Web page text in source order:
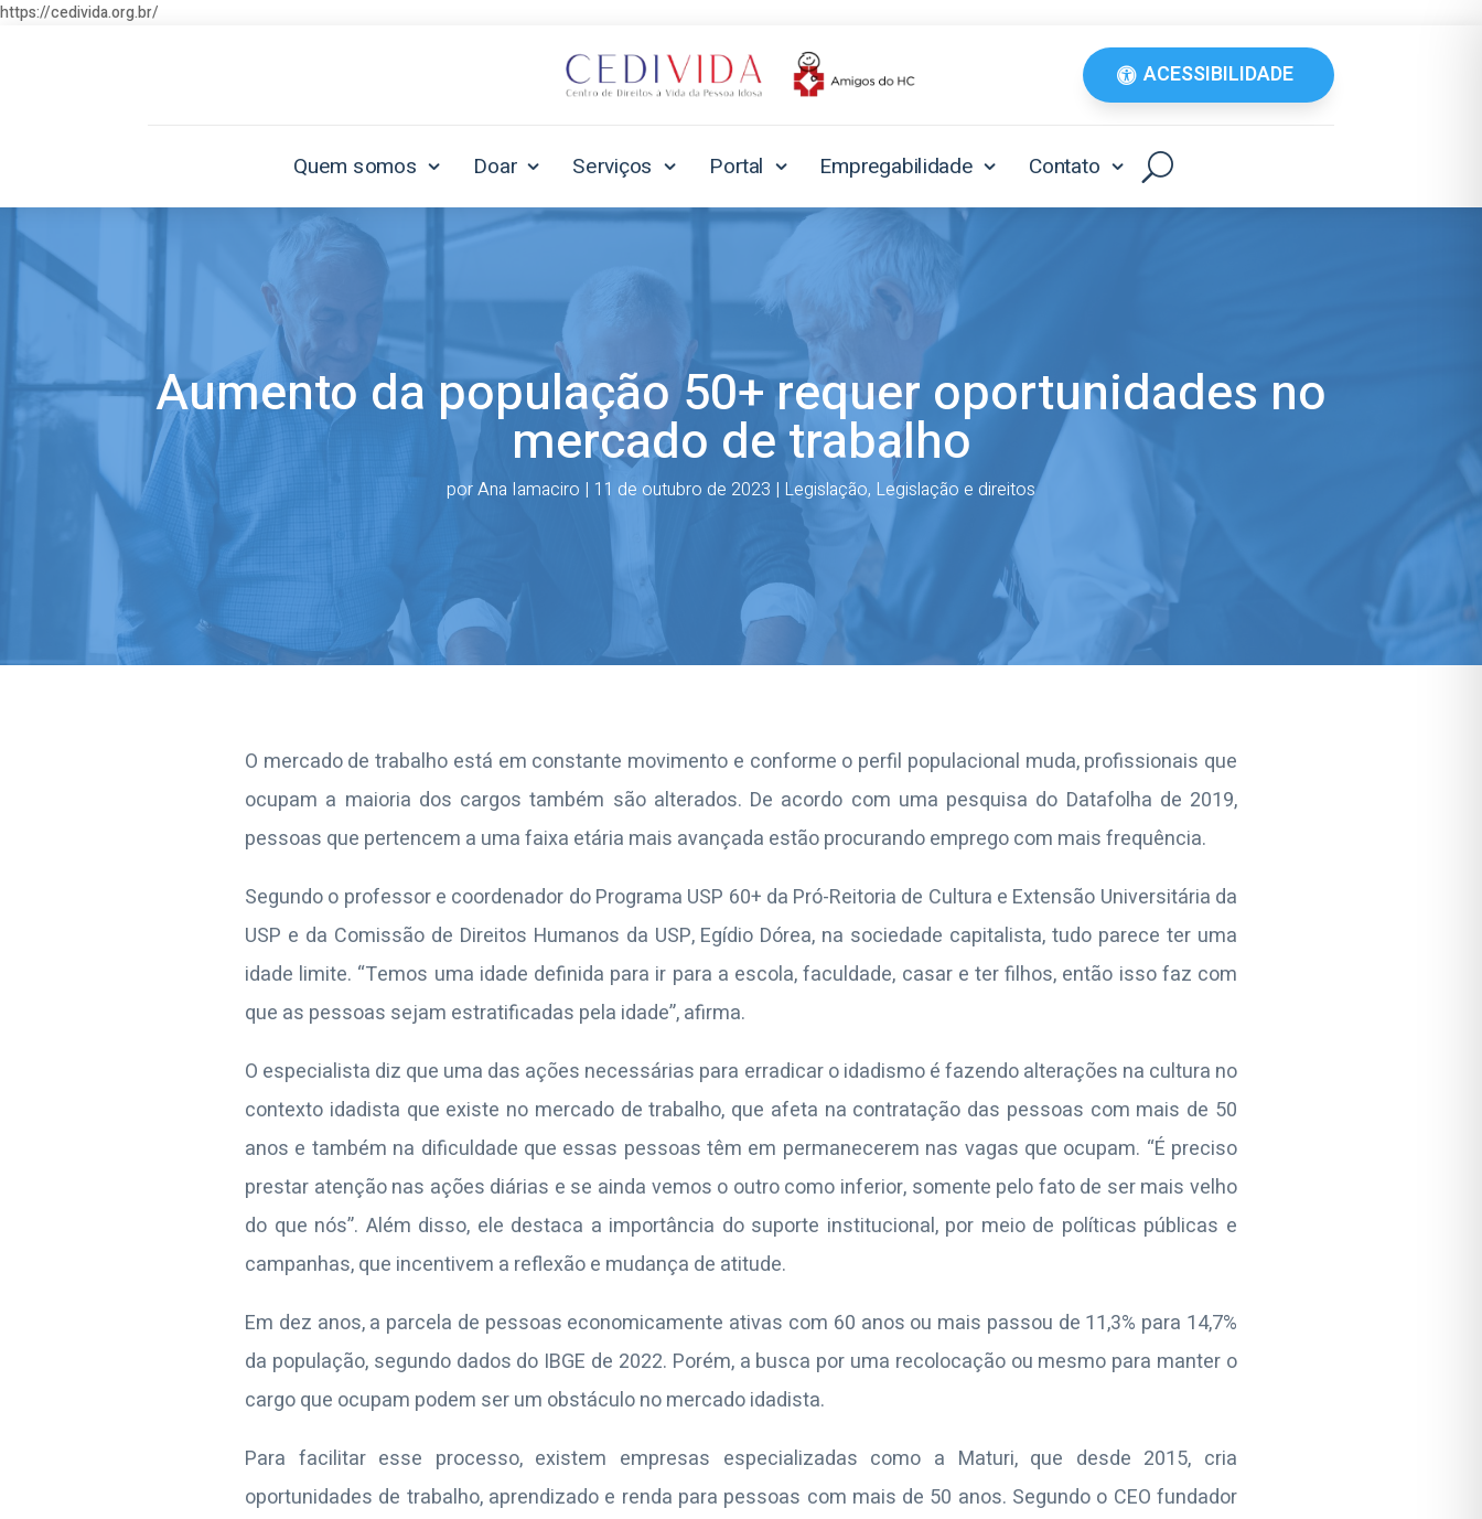
https://cedivida.org.br/
ACESSIBILIDADE
Quem somos Doar Serviços Portal Empregabilidade Contato
Aumento da população 50+ requer oportunidades no
mercado de trabalho
porAna Iamaciro | 11 de outubro de 2023 | Legislação, Legislação e direitos
O mercado de trabalho está em constante movimento e conforme o perfil populacional muda, profissionais que
ocupam a maioria dos cargos também são alterados. De acordo com uma pesquisa do Datafolha de 2019,
pessoas que pertencem a uma faixa etária mais avançada estão procurando emprego com mais frequência.
Segundo o professor e coordenador do Programa USP 60+ da Pró-Reitoria de Cultura e Extensão Universitária da
USP e da Comissão de Direitos Humanos da USP,Egídio Dórea, na sociedade capitalista, tudo parece ter uma
idade limite. “Temos uma idade definida para ir para a escola, faculdade, casar e ter filhos, então isso faz com
que as pessoas sejam estratificadas pela idade”, afirma.
O especialista diz que uma das ações necessárias para erradicar o idadismo é fazendo alterações na cultura no
contexto idadista que existe no mercado de trabalho, que afeta na contratação das pessoas com mais de 50
anos e também na dificuldade que essas pessoas têm em permanecerem nas vagas que ocupam. “É preciso
prestar atenção nas ações diárias e se ainda vemos o outro como inferior, somente pelo fato de ser mais velho
do que nós”. Além disso, ele destaca a importância do suporte institucional, por meio de políticas públicas e
campanhas, que incentivem a reflexão e mudança de atitude.
Em dez anos, a parcela de pessoas economicamente ativas com 60 anos ou mais passou de 11,3% para 14,7%
da população, segundo dados do IBGE de 2022. Porém, a busca por uma recolocação ou mesmo para manter o
cargo que ocupam podem ser um obstáculo no mercado idadista.
Para facilitar esse processo, existem empresas especializadas como a Maturi, que desde 2015, cria
oportunidades de trabalho, aprendizado e renda para pessoas com mais de 50 anos. Segundo o CEO fundador